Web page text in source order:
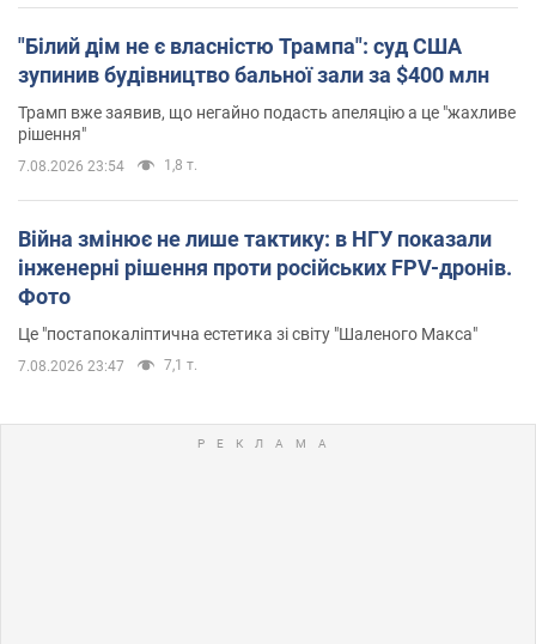
"Білий дім не є власністю Трампа": суд США
зупинив будівництво бальної зали за $400 млн
Трамп вже заявив, що негайно подасть апеляцію а це "жахливе
рішення"
7.08.2026 23:54 1,8 т.
Війна змінює не лише тактику: в НГУ показали
інженерні рішення проти російських FPV-дронів.
Фото
Це "постапокаліптична естетика зі світу "Шаленого Макса"
7.08.2026 23:47 7,1 т.